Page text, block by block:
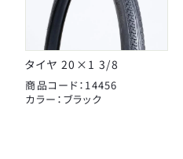
タイヤ 20×1 3/8
商品コード：14456
カラー：ブラック